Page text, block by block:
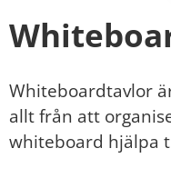
Whiteboardtavlor
allt från att
whiteboard hjälpa